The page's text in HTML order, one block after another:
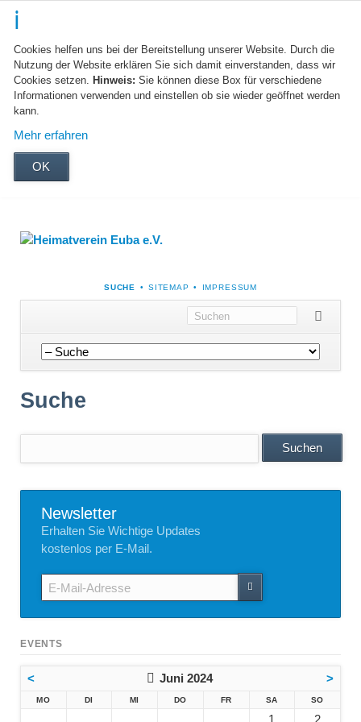
Cookies helfen uns bei der Bereitstellung unserer Website. Durch die
Nutzung der Website erklären Sie sich damit einverstanden, dass wir
Cookies setzen. Hinweis: Sie können diese Box für verschiedene
Informationen verwenden und einstellen ob sie wieder geöffnet werden
kann.
Mehr erfahren
OK
NAVIGATION
ÜBERSPRINGEN
SUCHE SITEMAP IMPRESSUM
Navigation
überspringen
Suche
Suchen
Newsletter
Erhalten Sie Wichtige Updates
kostenlos per E-Mail.
E-
Mail-
Adresse
EVENTS
< Juni 2024 >
MONTAG DI MI TTWOCHDO NNERSTAG
FR SA SO